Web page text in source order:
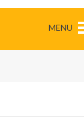
MENU